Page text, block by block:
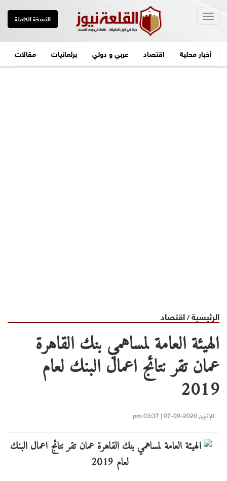
النسخة الكاملة
أخبار محلية اقتصاد عربي و دولي برلمانيات مقالات
الرئيسية/اقتصاد
الهيئة العامة لمساهمي بنك القاهرة
عمان تقر نتائج اعمال البنك لعام
2019
الإثنين 2020-09-07 | 03:37 pm